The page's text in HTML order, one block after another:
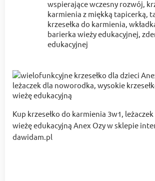
wspierające wczesny rozwój,
karmienia z miękką tapicerką,
krzesełka do karmienia,
barierka wieży edukacyjnej,
edukacyjnej
Kup krzesełko do karmienia 3w1,
wieżę edukacyjną Anex Ozy w sklepie
dawidam.pl